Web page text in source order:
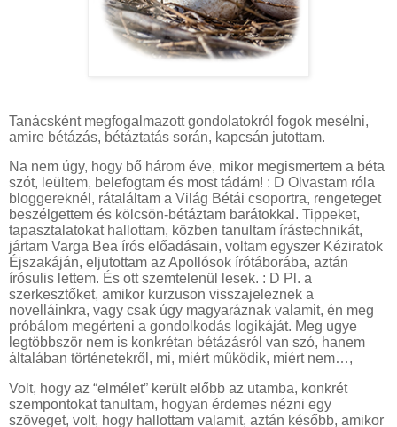
Tanácsként megfogalmazott gondolatokról fogok mesélni,
amire bétázás, bétáztatás során, kapcsán jutottam.
Na nem úgy, hogy bő három éve, mikor megismertem a béta
szót, leültem, belefogtam és most tádám! : D Olvastam róla
bloggereknél, rátaláltam a Világ Bétái csoportra, rengeteget
beszélgettem és kölcsön-bétáztam barátokkal. Tippeket,
tapasztalatokat hallottam, közben tanultam írástechnikát,
jártam Varga Bea írós előadásain, voltam egyszer Kéziratok
Éjszakáján, eljutottam az Apollósok írótáborába, aztán
írósulis lettem. És ott szemtelenül lesek. : D Pl. a
szerkesztőket, amikor kurzuson visszajeleznek a
novelláinkra, vagy csak úgy magyaráznak valamit, én meg
próbálom megérteni a gondolkodás logikáját. Meg ugye
legtöbbször nem is konkrétan bétázásról van szó, hanem
általában történetekről, mi, miért működik, miért nem…,
Volt, hogy az “elmélet” került előbb az utamba, konkrét
szempontokat tanultam, hogyan érdemes nézni egy
szöveget, volt, hogy hallottam valamit, aztán később, amikor